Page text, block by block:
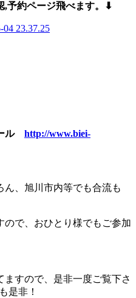
,予約ページ飛べます。⬇︎
ル http://www.biei-
ん、旭川市内等でも合流も
ので、おひとり様でもご参加
すので、是非一度ご覧下さ
是非！